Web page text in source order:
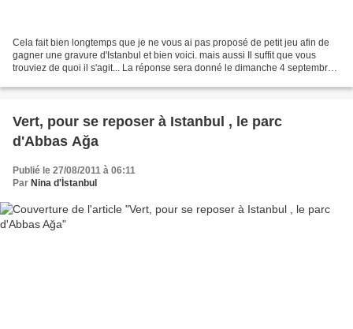
Cela fait bien longtemps que je ne vous ai pas proposé de petit jeu afin de
gagner une gravure d'Istanbul et bien voici. mais aussi Il suffit que vous
trouviez de quoi il s'agit... La réponse sera donné le dimanche 4 septembre,
Vert, pour se reposer à Istanbul , le parc
d'Abbas Ağa
Publié le 27/08/2011 à 06:11
Par Nina d'İstanbul